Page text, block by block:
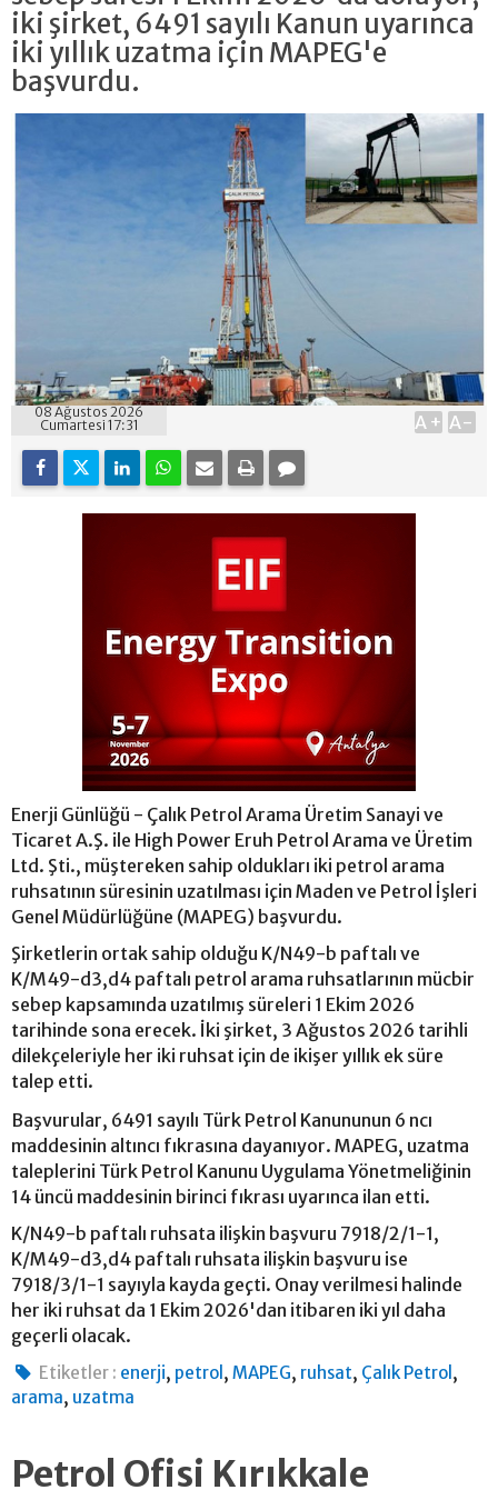
iki şirket, 6491 sayılı Kanun uyarınca
iki yıllık uzatma için MAPEG'e
başvurdu.
08 Ağustos 2026
Cumartesi 17:31
A+ A-
Enerji Günlüğü - Çalık Petrol Arama Üretim Sanayi ve
Ticaret A.Ş. ile High Power Eruh Petrol Arama ve Üretim
Ltd. Şti., müştereken sahip oldukları iki petrol arama
ruhsatının süresinin uzatılması için Maden ve Petrol İşleri
Genel Müdürlüğüne (MAPEG) başvurdu.
Şirketlerin ortak sahip olduğu K/N49-b paftalı ve
K/M49-d3,d4 paftalı petrol arama ruhsatlarının mücbir
sebep kapsamında uzatılmış süreleri 1 Ekim 2026
tarihinde sona erecek. İki şirket, 3 Ağustos 2026 tarihli
dilekçeleriyle her iki ruhsat için de ikişer yıllık ek süre
talep etti.
Başvurular, 6491 sayılı Türk Petrol Kanununun 6 ncı
maddesinin altıncı fıkrasına dayanıyor. MAPEG, uzatma
taleplerini Türk Petrol Kanunu Uygulama Yönetmeliğinin
14 üncü maddesinin birinci fıkrası uyarınca ilan etti.
K/N49-b paftalı ruhsata ilişkin başvuru 7918/2/1-1,
K/M49-d3,d4 paftalı ruhsata ilişkin başvuru ise
7918/3/1-1 sayıyla kayda geçti. Onay verilmesi halinde
her iki ruhsat da 1 Ekim 2026'dan itibaren iki yıl daha
geçerli olacak.
Etiketler : enerji, petrol ,MAPEG, ruhsat, Çalık Petrol ,
arama, uzatma
Petrol Ofisi Kırıkkale